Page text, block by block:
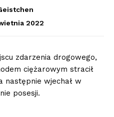
2022
zdarzenia drogowego,
ciężarowym stracił
następnie wjechał w
posesji.